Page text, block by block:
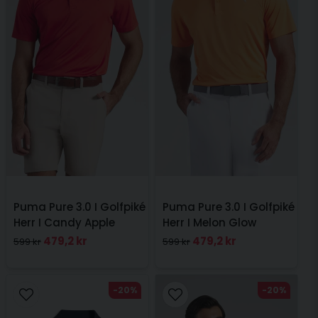
Puma Pure 3.0 I Golfpiké
Herr I Candy Apple
599 kr 479,2 kr
Puma Pure 3.0 I Golfpiké
Herr I Melon Glow
599 kr 479,2 kr
-20% -20%